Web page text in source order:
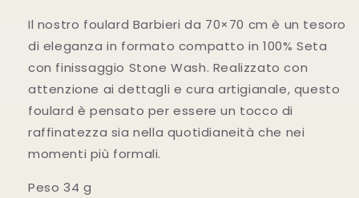
Il nostro foulard Barbieri da 70×70 cm è un tesoro
di eleganza in formato compatto in 100% Seta
con finissaggio Stone Wash. Realizzato con
attenzione ai dettagli e cura artigianale, questo
foulard è pensato per essere un tocco di
raffinatezza sia nella quotidianeità che nei
momenti più formali.
Peso 34 g